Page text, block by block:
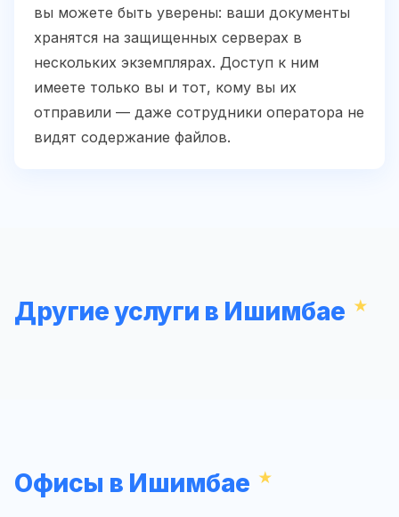
вы можете быть уверены: ваши документы
хранятся на защищенных серверах в
нескольких экземплярах. Доступ к ним
имеете только вы и тот, кому вы их
отправили — даже сотрудники оператора не
видят содержание файлов.
Другие услуги в Ишимбае
Офисы в Ишимбае